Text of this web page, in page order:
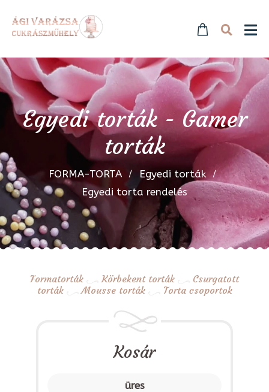
Egyedi torták - Gamer
torták
FORMA-TORTA
Egyedi torták
Egyedi torta rendelés
Formatorták Körbekent torták
Csurgatott
torták
Mousse torták Torta csoportok
Kosár
üres